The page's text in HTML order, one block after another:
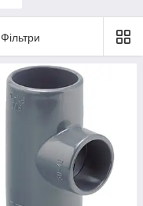
Фільтри